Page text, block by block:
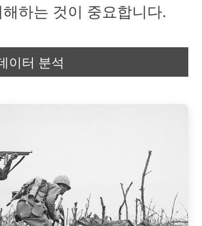
하는 것이 중요합니다.
이터 분석